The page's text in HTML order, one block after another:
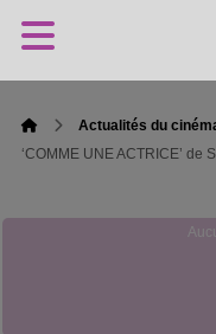
Actualités du
‘COMME UNE ACTRICE’